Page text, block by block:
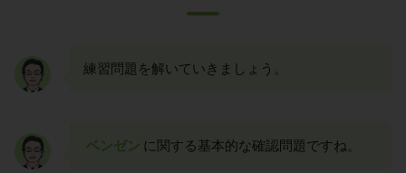
練習問題を解いていきましょう。
ベンゼン に関する基本的な確認問題ですね。